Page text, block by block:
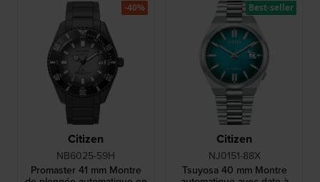
Citizen
NB6025-59H
Promaster 41 mm Montre
-40%
Citizen
NJ0151-88X
Tsuyosa 40 mm Montre
Best-seller